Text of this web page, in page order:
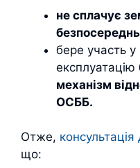
не сплачує
бере участь
експлуатацію
механізм
ОСББ.
Отже,
що: